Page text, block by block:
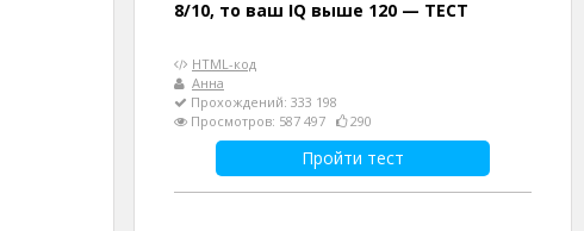
8/10, то ваш IQ выше 120 — ТЕСТ
HTML-код
Анна
Прохождений: 333 198
Просмотров: 587 497
290
Пройти тест